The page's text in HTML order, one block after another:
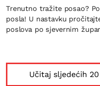
Trenutno tražite posao?
posla! U nastavku
poslova po sjevernim
Učitaj sljedećih